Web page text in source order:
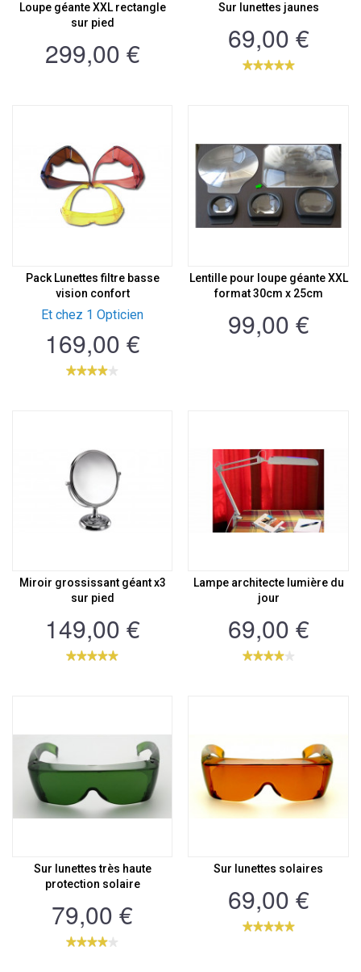
Loupe géante XXL rectangle
sur pied
299,00 €
Sur lunettes jaunes
69,00 €
Pack Lunettes filtre basse
vision confort
Et chez 1 Opticien
169,00 €
Lentille pour loupe géante XXL
format 30cm x 25cm
99,00 €
Miroir grossissant géant x3
sur pied
149,00 €
Lampe architecte lumière du
jour
69,00 €
Sur lunettes très haute
protection solaire
79,00 €
Sur lunettes solaires
69,00 €